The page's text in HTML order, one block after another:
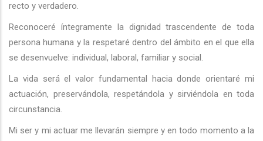
recto y verdadero.
Reconoceré íntegramente la dignidad trascendente de toda
persona humana y la respetaré dentro del ámbito en el que ella
se desenvuelve: individual, laboral, familiar y social.
La vida será el valor fundamental hacia donde orientaré mi
actuación, preservándola, respetándola y sirviéndola en toda
circunstancia.
Mi ser y mi actuar me llevarán siempre y en todo momento a la